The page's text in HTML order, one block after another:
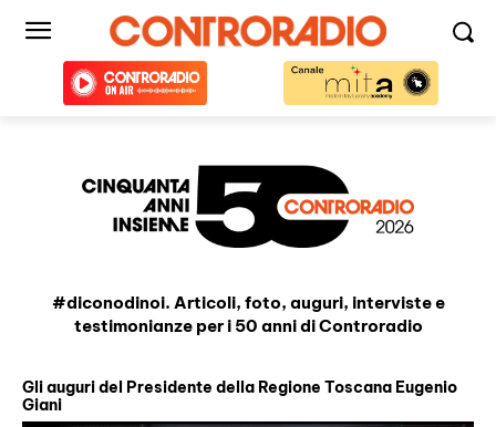
#diconodinoi. Articoli, foto, auguri, interviste e
testimonianze per i 50 anni di Controradio
Gli auguri del Presidente della Regione Toscana Eugenio
Giani